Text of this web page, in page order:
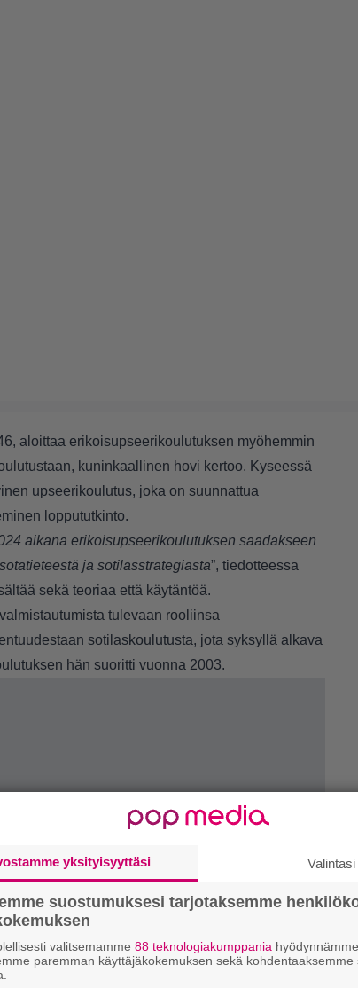
aloittaa erikoisupseerikoulutuksen myöhemmin
kuninkaallinen hovi kertoo. Kyseessä
upseerikoulutus, joka on suunnattua
loppututkinto.
aikana erikoisupseerikoulutuksen saadakseen
ja sotilasstrategiasta”, tiedotteessa
sekä teoriaa että käytäntöä.
tulevaan rooliinsa
sotilaskoulutusta, jota syksyllä alkava
hän suoritti vuonna 2003.
yksityisyyttäsi Valintasi
suostumuksesi tarjotaksemme
valitsemamme 88 teknologiakumppania
paremman käyttäjäkokemuksen sekä kohdentaaksemme